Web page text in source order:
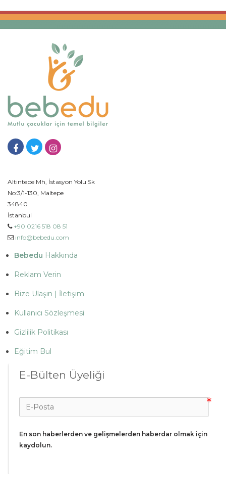
Altıntepe Mh, İstasyon Yolu Sk
No:3/1-130, Maltepe
34840
İstanbul
+90 0216 518 08 51
info@bebedu.com
Bebedu Hakkında
Reklam Verin
Bize Ulaşın | İletişim
Kullanıcı Sözleşmesi
Gizlilik Politikası
Eğitim Bul
E-Bülten Üyeliği
En son haberlerden ve gelişmelerden haberdar olmak için
kaydolun.